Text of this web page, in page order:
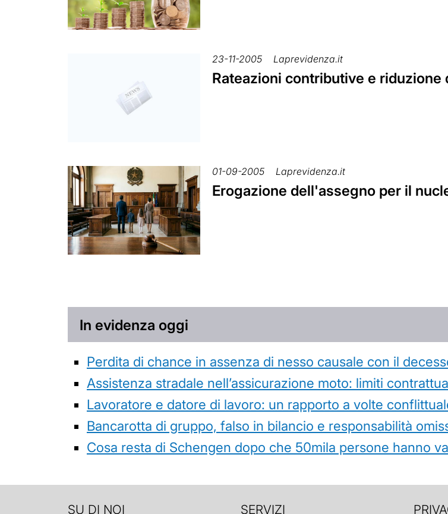
23-11-2005 Laprevidenza.it
Rateazioni contributive e
01-09-2005 Laprevidenza.it
Erogazione dell'assegno per il
In evidenza oggi
Perdita di chance in assenza di nesso causale con il
Assistenza stradale nell’assicurazione moto: limiti
Lavoratore e datore di lavoro: un rapporto a volte
Bancarotta di gruppo, falso in bilancio e responsabilità
Cosa resta di Schengen dopo che 50mila persone hanno
SU DI NOI SERVIZI